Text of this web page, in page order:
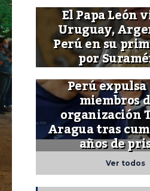
El Papa León
Uruguay,
Perú en su
por
Perú
miembros
organización
Aragua tras
años de
Ver todos